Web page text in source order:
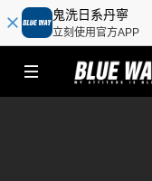
鬼洗日系丹寧
立刻使用官方APP